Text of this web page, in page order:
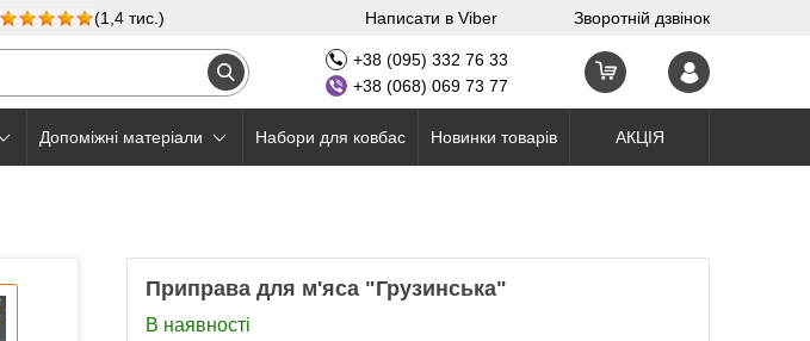
(1,4 тис.) Написати в Viber Зворотній дзвінок
+38 (095) 332 76 33
+38 (068) 069 73 77
Допоміжні матеріали Набори для ковбас Новинки товарів АКЦІЯ
Приправа для м'яса "Грузинська"
В наявності